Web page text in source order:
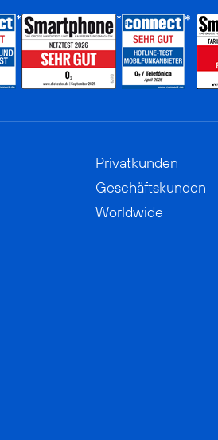
Privatkunden
Geschäftskunden
Worldwide